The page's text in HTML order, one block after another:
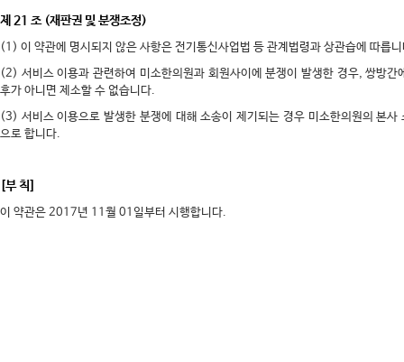
제 21 조 (재판권 및 분쟁조정)
(1) 이 약관에 명시되지 않은 사항은 전기통신사업법 등 관계법령과 상관습에 따릅
(2) 서비스 이용과 관련하여 미소한의원과 회원사이에 분쟁이 발생한 경우, 쌍방간
후가 아니면 제소할 수 없습니다.
(3) 서비스 이용으로 발생한 분쟁에 대해 소송이 제기되는 경우 미소한의원의 본사
으로 합니다.
[부 칙]
이 약관은 2017년 11월 01일부터 시행합니다.